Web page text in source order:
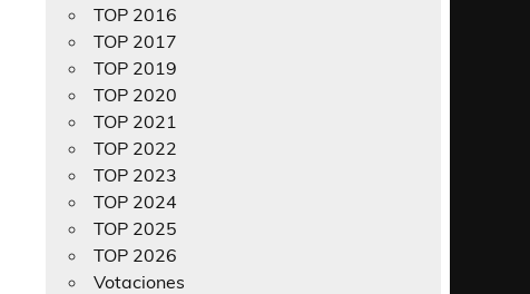
TOP 2016
TOP 2017
TOP 2019
TOP 2020
TOP 2021
TOP 2022
TOP 2023
TOP 2024
TOP 2025
TOP 2026
Votaciones